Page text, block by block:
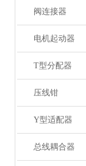
阀连接器
电机起动器
T型分配器
压线钳
Y型适配器
总线耦合器